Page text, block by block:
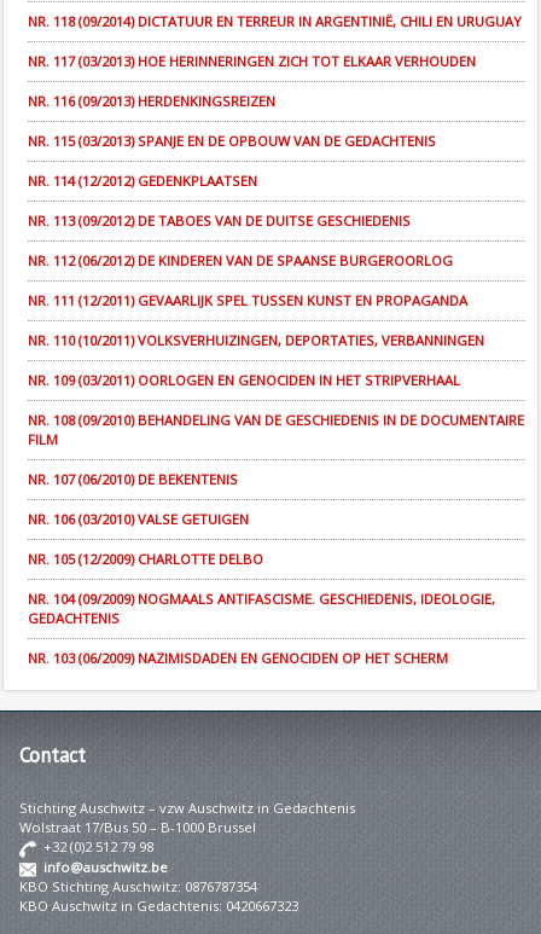
NR. 118 (09/2014) DICTATUUR EN TERREUR IN ARGENTINIË, CHILI EN URUGUAY
NR. 117 (03/2013) HOE HERINNERINGEN ZICH TOT ELKAAR VERHOUDEN
NR. 116 (09/2013) HERDENKINGSREIZEN
NR. 115 (03/2013) SPANJE EN DE OPBOUW VAN DE GEDACHTENIS
NR. 114 (12/2012) GEDENKPLAATSEN
NR. 113 (09/2012) DE TABOES VAN DE DUITSE GESCHIEDENIS
NR. 112 (06/2012) DE KINDEREN VAN DE SPAANSE BURGEROORLOG
NR. 111 (12/2011) GEVAARLIJK SPEL TUSSEN KUNST EN PROPAGANDA
NR. 110 (10/2011) VOLKSVERHUIZINGEN, DEPORTATIES, VERBANNINGEN
NR. 109 (03/2011) OORLOGEN EN GENOCIDEN IN HET STRIPVERHAAL
NR. 108 (09/2010) BEHANDELING VAN DE GESCHIEDENIS IN DE DOCUMENTAIRE
FILM
NR. 107 (06/2010) DE BEKENTENIS
NR. 106 (03/2010) VALSE GETUIGEN
NR. 105 (12/2009) CHARLOTTE DELBO
NR. 104 (09/2009) NOGMAALS ANTIFASCISME. GESCHIEDENIS, IDEOLOGIE,
GEDACHTENIS
NR. 103 (06/2009) NAZIMISDADEN EN GENOCIDEN OP HET SCHERM
Contact
Stichting Auschwitz – vzw Auschwitz in Gedachtenis
Wolstraat 17/Bus 50 – B-1000 Brussel
+32 (0)2 512 79 98
info@auschwitz.be
KBO Stichting Auschwitz: 0876787354
KBO Auschwitz in Gedachtenis: 0420667323